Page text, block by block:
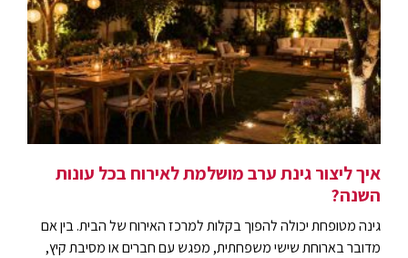
איך ליצור גינת ערב מושלמת לאירוח בכל עונות
השנה?
גינה מטופחת יכולה להפוך בקלות למרכז האירוח של הבית. בין אם
מדובר בארוחת שישי משפחתית, מפגש עם חברים או מסיבת קיץ,